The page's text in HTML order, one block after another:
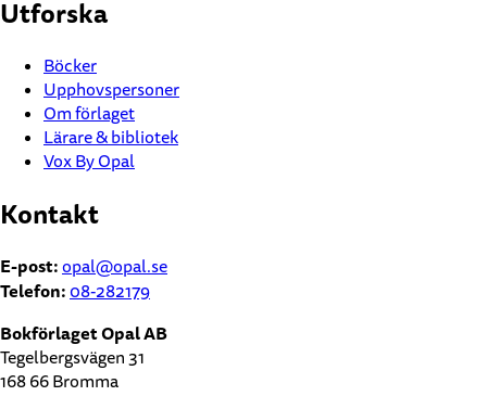
Utforska
Böcker
Upphovspersoner
Om förlaget
Lärare & bibliotek
Vox By Opal
Kontakt
E-post:opal@opal.se
Telefon:08-282179
Bokförlaget Opal AB
Tegelbergsvägen 31
168 66 Bromma